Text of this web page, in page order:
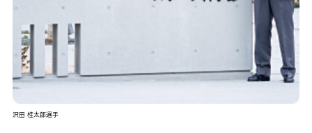
沢田 桂太郎選手